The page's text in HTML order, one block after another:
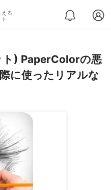
る
) PaperColorの悪
に使ったリアルな